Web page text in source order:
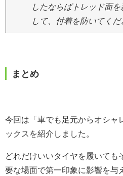
したならばトレッド面
して、付着を防いてくだ
まとめ
今回は「車でも足元からオシャ
ックスを紹介しました。
どれだけいいタイヤを履いても
要な場面で第一印象に影響を与